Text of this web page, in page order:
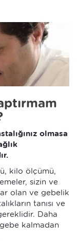
olmasa
kilo ölçümü,
sizin ve
olan ve gebelik
tanısı ve
Daha
kalmadan